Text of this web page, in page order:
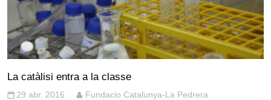
La catàlisi entra a la classe
29 abr. 2016 Fundacio Catalunya-La Pedrera